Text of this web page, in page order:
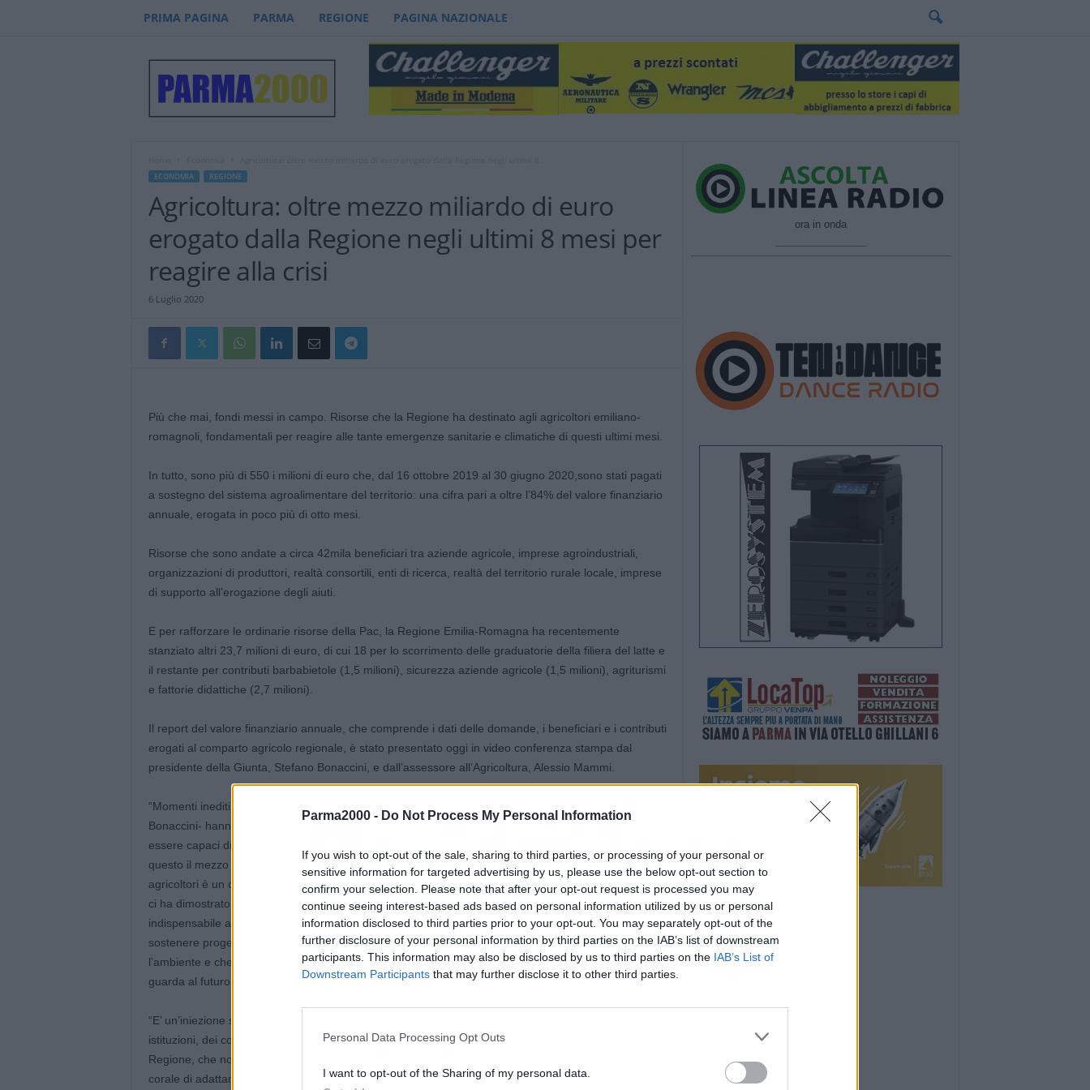
Parma2000 - Do Not Process My Personal Information
If you wish to opt-out of the sale, sharing to third parties, or processing of your personal or
sensitive information for targeted advertising by us, please use the below opt-out section to
confirm your selection. Please note that after your opt-out request is processed you may
continue seeing interest-based ads based on personal information utilized by us or personal
information disclosed to third parties prior to your opt-out. You may separately opt-out of the
further disclosure of your personal information by third parties on the IAB’s list of downstream
participants. This information may also be disclosed by us to third parties on the IAB’s List of
Downstream Participants that may further disclose it to other third parties.
Personal Data Processing Opt Outs
I want to opt-out of the Sharing of my personal data.
PRIMA PAGINA PARMA REGIONE PAGINA NAZIONALE
ECONOMIA REGIONE
Agricoltura: oltre mezzo miliardo di euro
erogato dalla Regione negli ultimi 8 mesi per
reagire alla crisi
6 Luglio 2020
Più che mai, fondi messi in campo. Risorse che la Regione ha destinato agli agricoltori emiliano-
romagnoli, fondamentali per reagire alle tante emergenze sanitarie e climatiche di questi ultimi mesi.
In tutto, sono più di 550 i milioni di euro che, dal 16 ottobre 2019 al 30 giugno 2020,sono stati pagati
a sostegno del sistema agroalimentare del territorio: una cifra pari a oltre l’84% del valore finanziario
annuale, erogata in poco più di otto mesi.
Risorse che sono andate a circa 42mila beneficiari tra aziende agricole, imprese agroindustriali,
organizzazioni di produttori, realtà consortili, enti di ricerca, realtà del territorio rurale locale, imprese
di supporto all’erogazione degli aiuti.
E per rafforzare le ordinarie risorse della Pac, la Regione Emilia-Romagna ha recentemente
stanziato altri 23,7 milioni di euro, di cui 18 per lo scorrimento delle graduatorie della filiera del latte e
il restante per contributi barbabietole (1,5 milioni), sicurezza aziende agricole (1,5 milioni), agriturismi
e fattorie didattiche (2,7 milioni).
Il report del valore finanziario annuale, che comprende i dati delle domande, i beneficiari e i contributi
erogati al comparto agricolo regionale, è stato presentato oggi in video conferenza stampa dal
presidente della Giunta, Stefano Bonaccini, e dall’assessore all’Agricoltura, Alessio Mammi.
“Momenti inediti e davvero duri come quelli che abbiamo affrontato in questi ultimi mesi- afferma
Bonaccini- hanno bisogno di risposte adeguate, soprattutto da parte delle istituzioni, che devono
essere capaci di interpretare i tempi e saper rispondere in modo appropriato e con rapidità. Per
questo il mezzo miliardo di euro in otto mesi che siamo riusciti a mettere a disposizione dei nostri
agricoltori è un ottimo risultato, che va a vantaggio di tutta la comunità regionale. L’emergenza Covid
ci ha dimostrato infatti ancora una volta quanto il lavoro dei campi sia prezioso e quanto sia
indispensabile aiutare la nostra buona agricoltura. Un risultato ancor più importante perché va a
sostenere progetti di aziende che lavorano sempre più con strumenti innovativi e sostenibili per
l’ambiente e che ha premiato 10mila imprenditrici e quasi 32mila agricoltori per un comparto che
guarda al futuro e capace di mettersi in gioco”.
“E’ un’iniezione straordinaria di liquidità- commenta Mammi- resa possibile dal lavoro di squadra delle
istituzioni, dei collaboratori delle strutture tecniche della Regione e di Agrea, l’ente pagatore della
Regione, che non si sono fermati un attimo neanche in pieno lockdown. Grazie a questo impegno
corale di adattamento possiamo sostenere con risorse fresche un settore fondamentale non solo per
ora in onda